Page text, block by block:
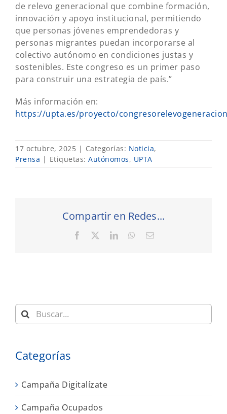
de relevo generacional que combine formación,
innovación y apoyo institucional, permitiendo
que personas jóvenes emprendedoras y
personas migrantes puedan incorporarse al
colectivo autónomo en condiciones justas y
sostenibles. Este congreso es un primer paso
para construir una estrategia de país.”
Más información en:
https://upta.es/proyecto/
17 octubre, 2025 | Categorías: Noticia,
Prensa | Etiquetas: Autónomos, UPTA
Compartir en Redes...
Facebook LinkedInWhatsApp
Correo
Buscar:
Categorías
Campaña Digitalízate
Campaña Ocupados